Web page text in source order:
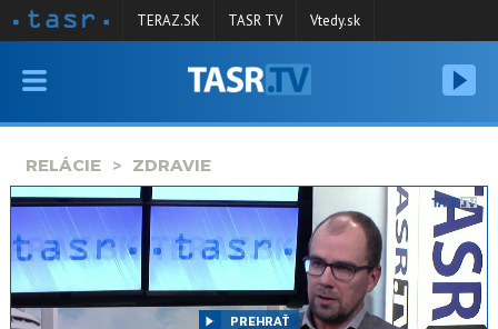
VYSIELANIE
SPRAVODAJSTVO
KONTAKT
ARCHÍV
TERAZ.SK TASR TV Vtedy.sk
RELÁCIE ZDRAVIE
PREHRAŤ